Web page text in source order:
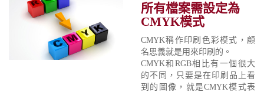
所有檔案需設定為
CMYK模式
CMYK稱作印刷色彩模式，顧
名思義就是用來印刷的。
CMYK和RGB相比有一個很大
的不同，只要是在印刷品上看
到的圖像，就是CMYK模式表